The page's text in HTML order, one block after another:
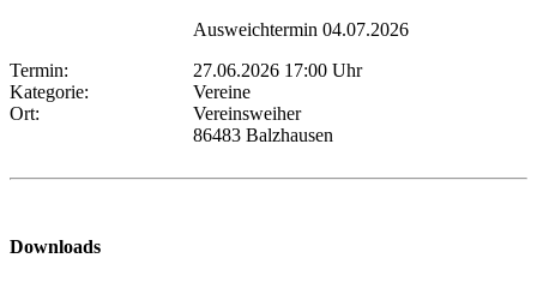
Ausweichtermin 04.07.2026
Termin:
27.06.2026 17:00 Uhr
Kategorie:
Vereine
Ort:
Vereinsweiher
86483 Balzhausen
Downloads